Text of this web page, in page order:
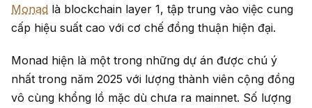
Monad là blockchain layer 1, tập trung vào việc cung
cấp hiệu suất cao với cơ chế đồng thuận hiện đại.
Monad hiện là một trong những dự án được chú ý
nhất trong năm 2025 với lượng thành viên cộng đồng
vô cùng khổng lồ mặc dù chưa ra mainnet. Số lượng